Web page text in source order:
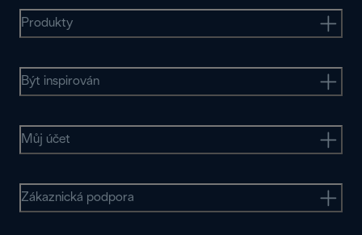
Produkty
Být inspirován
Můj účet
Zákaznická podpora